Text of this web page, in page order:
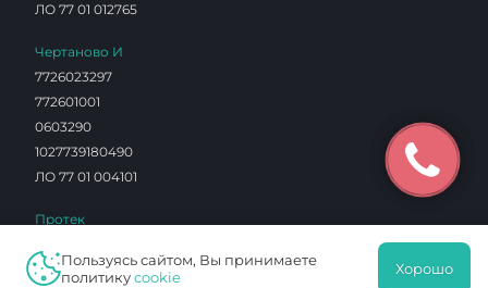
ЛО 77 01 012765
Чертаново И
7726023297
772601001
0603290
1027739180490
ЛО 77 01 004101
Протек
772601001
Пользуясь сайтом, Вы принимаете
политикуcookie Хорошо